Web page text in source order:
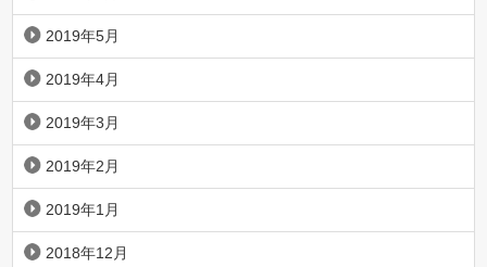
2019年5月
2019年4月
2019年3月
2019年2月
2019年1月
2018年12月